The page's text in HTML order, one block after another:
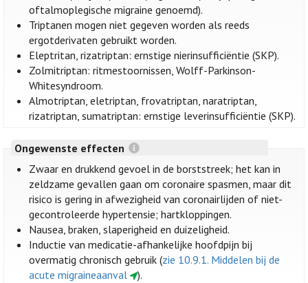
oftalmoplegische migraine genoemd).
Triptanen mogen niet gegeven worden als reeds
ergotderivaten gebruikt worden.
Eleptritan, rizatriptan: ernstige nierinsufficiëntie (SKP).
Zolmitriptan: ritmestoornissen, Wolff-Parkinson-
Whitesyndroom.
Almotriptan, eletriptan, frovatriptan, naratriptan,
rizatriptan, sumatriptan: ernstige leverinsufficiëntie (SKP).
Ongewenste effecten
Zwaar en drukkend gevoel in de borststreek; het kan in
zeldzame gevallen gaan om coronaire spasmen, maar dit
risico is gering in afwezigheid van coronairlijden of niet-
gecontroleerde hypertensie; hartkloppingen.
Nausea, braken, slaperigheid en duizeligheid.
Inductie van medicatie-afhankelijke hoofdpijn bij
overmatig chronisch gebruik (zie 10.9.1. Middelen bij de
acute migraineaanval
).